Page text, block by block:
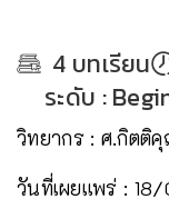
4 บทเรียน
ระดับ :
วิทยากร : ศ.กิตติ
วันที่เผยแพร่ :